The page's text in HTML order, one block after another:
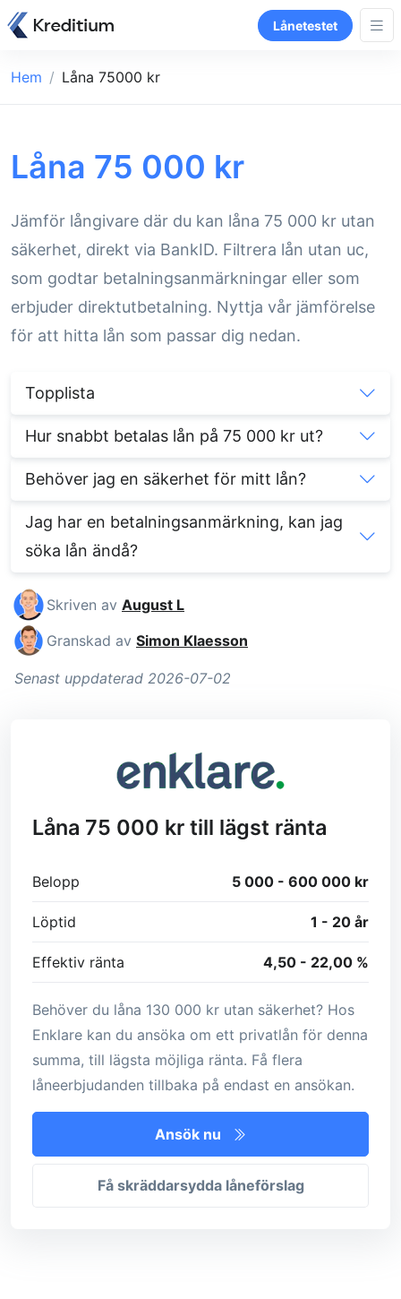
Lånetestet
Hem Låna 75000 kr
Låna 75 000 kr
Jämför långivare där du kan låna 75 000 kr utan
säkerhet, direkt via BankID. Filtrera lån utan uc,
som godtar betalningsanmärkningar eller som
erbjuder direktutbetalning. Nyttja vår jämförelse
för att hitta lån som passar dig nedan.
Topplista
Hur snabbt betalas lån på 75 000 kr ut?
Behöver jag en säkerhet för mitt lån?
Jag har en betalningsanmärkning, kan jag
söka lån ändå?
Skriven av August L
Granskad av Simon Klaesson
Senast uppdaterad 2026-07-02
Låna 75 000 kr till lägst ränta
Belopp 5 000 - 600 000 kr
Löptid 1 - 20 år
Effektiv ränta 4,50 - 22,00 %
Behöver du låna 130 000 kr utan säkerhet? Hos
Enklare kan du ansöka om ett privatlån för denna
summa, till lägsta möjliga ränta. Få flera
låneerbjudanden tillbaka på endast en ansökan.
Ansök nu
Få skräddarsydda låneförslag